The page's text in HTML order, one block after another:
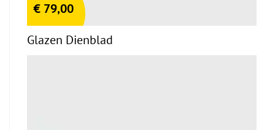
€ 79,00
Glazen Dienblad